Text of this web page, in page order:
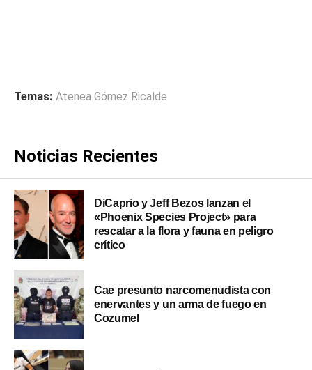
Temas: Atenea Gómez Ricalde
Noticias Recientes
DiCaprio y Jeff Bezos lanzan el
«Phoenix Species Project» para
rescatar a la flora y fauna en peligro
crítico
Cae presunto narcomenudista con
enervantes y un arma de fuego en
Cozumel